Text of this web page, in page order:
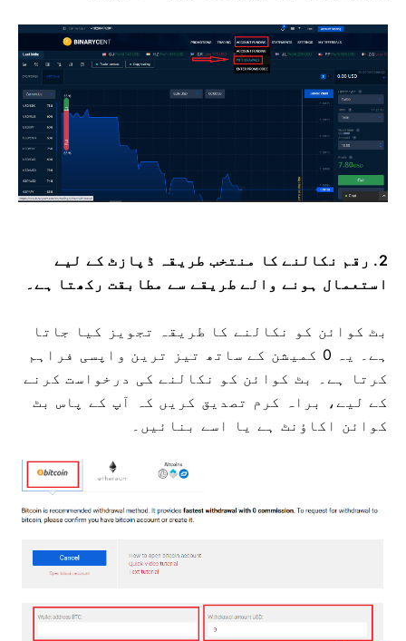
2. رقم نکالنے کا منتخب طریقہ ڈپازٹ کے لیے
استعمال ہونے والے طریقے سے مطابقت رکھتا ہے۔
بٹ کوائن کو نکالنے کا طریقہ تجویز کیا جاتا
ہے۔
یہ 0 کمیشن کے ساتھ تیز ترین واپسی فراہم
کرتا ہے۔
بٹ کوائن کو نکالنے کی درخواست کرنے
کے لیے، براہ کرم تصدیق کریں کہ آپ کے پاس بٹ
کوائن اکاؤنٹ ہے یا اسے بنائیں۔